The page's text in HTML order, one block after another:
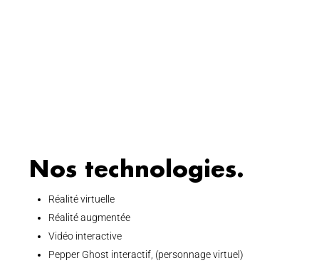
Nos technologies.
Réalité virtuelle
Réalité augmentée
Vidéo interactive
Pepper Ghost interactif, (personnage virtuel)